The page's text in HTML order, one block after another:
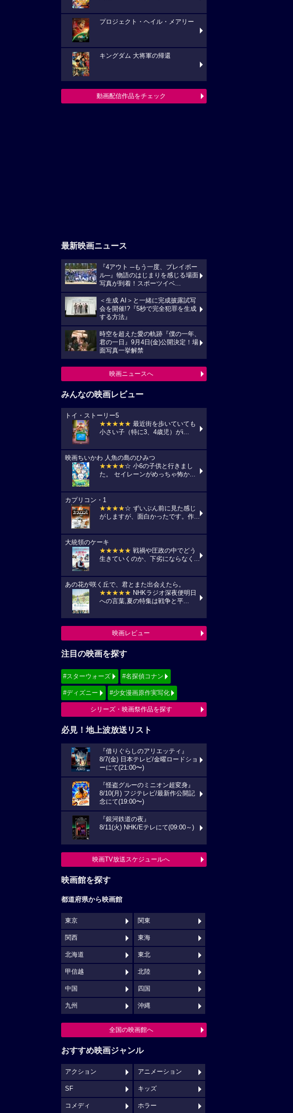
プロジェクト・ヘイル・メアリー
キングダム 大将軍の帰還
動画配信作品をチェック
最新映画ニュース
『4アウト ─もう一度、プレイボー
ル─』物語のはじまりを感じる場面
写真が到着！スポーツイベ...
＜生成 AI＞と一緒に完成披露試写
会を開催!?『5秒で完全犯罪を生成
する方法』
時空を超えた愛の軌跡『僕の一年、
君の一日』9月4日(金)公開決定！場
面写真一挙解禁
映画ニュースへ
みんなの映画レビュー
トイ・ストーリー5
★★★★★ 最近街を歩いていても
小さい子（特に3、4歳児）がi...
映画ちいかわ 人魚の島のひみつ
★★★★☆ 小6の子供と行きまし
た。 セイレーンがめっちゃ怖か...
カプリコン・1
★★★★☆ ずいぶん前に見た感じ
がしますが、面白かったです。作...
大統領のケーキ
★★★★★ 戦禍や圧政の中でどう
生きていくのか、下劣にならなく...
あの花が咲く丘で、君とまた出会えたら。
★★★★★ NHKラジオ深夜便明日
への言葉,夏の特集は戦争と平...
映画レビュー
注目の映画を探す
#スターウォーズ #名探偵コナン
#ディズニー #少女漫画原作実写化
シリーズ・映画祭作品を探す
必見！地上波放送リスト
『借りぐらしのアリエッティ』
8/7(金) 日本テレビ/金曜ロードショ
ーにて(21:00〜)
『怪盗グルーのミニオン超変身』
8/10(月) フジテレビ/最新作公開記
念にて(19:00〜)
『銀河鉄道の夜』
8/11(火) NHK/Eテレにて(09:00～)
映画TV放送スケジュールへ
映画館を探す
都道府県から映画館
東京 関東
関西 東海
北海道 東北
甲信越 北陸
中国 四国
九州 沖縄
全国の映画館へ
おすすめ映画ジャンル
アクション アニメーション
SF キッズ
コメディ ホラー